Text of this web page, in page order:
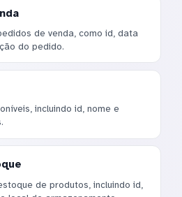
de venda, como id, data
do pedido.
incluindo id, nome e
de produtos, incluindo id,